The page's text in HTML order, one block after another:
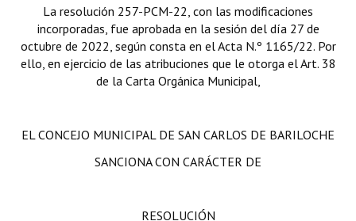
La resolución 257-PCM-22, con las modificaciones
incorporadas, fue aprobada en la sesión del día 27 de
octubre de 2022, según consta en el Acta N.º 1165/22. Por
ello, en ejercicio de las atribuciones que le otorga el Art. 38
de la Carta Orgánica Municipal,
EL CONCEJO MUNICIPAL DE SAN CARLOS DE BARILOCHE
SANCIONA CON CARÁCTER DE
RESOLUCIÓN